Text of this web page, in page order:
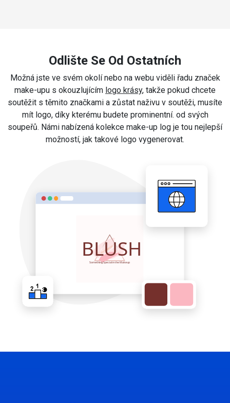
Odlište Se Od Ostatních
Možná jste ve svém okolí nebo na webu viděli řadu značek
make-upu s okouzlujícím logo krásy, takže pokud chcete
soutěžit s těmito značkami a zůstat naživu v soutěži, musíte
mít logo, díky kterému budete prominentní. od svých
soupeřů. Námi nabízená kolekce make-up log je tou nejlepší
možností, jak takové logo vygenerovat.